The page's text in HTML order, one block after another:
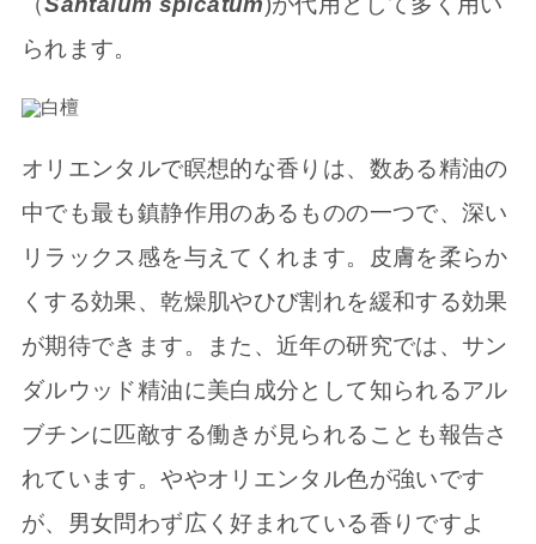
られます。
オリエンタルで瞑想的な香りは、数ある精油の
中でも最も鎮静作用のあるものの一つで、深い
リラックス感を与えてくれます。皮膚を柔らか
くする効果、乾燥肌やひび割れを緩和する効果
が期待できます。また、近年の研究では、サン
ダルウッド精油に美白成分として知られるアル
ブチンに匹敵する働きが見られることも報告さ
れています。ややオリエンタル色が強いです
が、男女問わず広く好まれている香りですよ